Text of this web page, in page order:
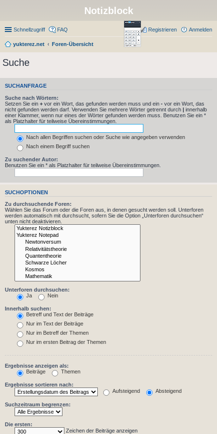
Notizblock
Schnellzugriff FAQ Anmelden
Registrieren
yukterez.net Foren-Übersicht
Suche
SUCHANFRAGE
Suche nach Wörtern:
Setzen Sie ein + vor ein Wort, das gefunden werden muss und ein - vor ein Wort, das
nicht gefunden werden darf. Verwenden Sie mehrere Wörter getrennt durch | innerhalb
einer Klammer, wenn nur eines der Wörter gefunden werden muss. Benutzen Sie ein *
als Platzhalter für teilweise Übereinstimmungen.
Nach allen Begriffen suchen oder Suche wie angegeben verwenden
Nach einem Begriff suchen
Zu suchender Autor:
Benutzen Sie ein * als Platzhalter für teilweise Übereinstimmungen.
SUCHOPTIONEN
Zu durchsuchende Foren:
Wählen Sie das Forum oder die Foren aus, in denen gesucht werden soll. Unterforen
werden automatisch mit durchsucht, sofern Sie die Option „Unterforen durchsuchen“
unten nicht deaktivieren.
Unterforen durchsuchen:
Ja
Nein
Innerhalb suchen:
Betreff und Text der Beiträge
Nur im Text der Beiträge
Nur im Betreff der Themen
Nur im ersten Beitrag der Themen
Ergebnisse anzeigen als:
Beiträge
Themen
Ergebnisse sortieren nach:
Aufsteigend
Absteigend
Suchzeitraum begrenzen:
Die ersten:
Zeichen der Beiträge anzeigen